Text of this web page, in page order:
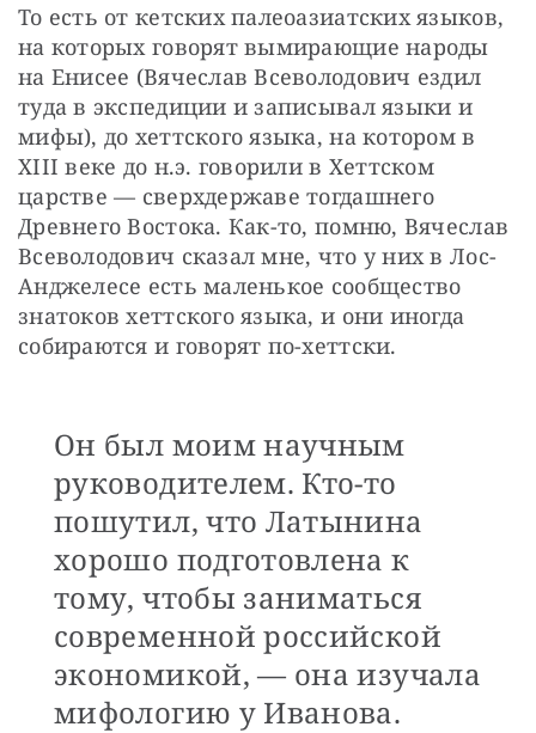
То есть от кетских палеоазиатских языков,
на которых говорят вымирающие народы
на Енисее (Вячеслав Всеволодович ездил
туда в экспедиции и записывал языки и
мифы), до хеттского языка, на котором в
XIII веке до н.э. говорили в Хеттском
царстве — сверхдержаве тогдашнего
Древнего Востока. Как-то, помню, Вячеслав
Всеволодович сказал мне, что у них в Лос-
Анджелесе есть маленькое сообщество
знатоков хеттского языка, и они иногда
собираются и говорят по-хеттски.
Он был моим научным
руководителем. Кто-то
пошутил, что Латынина
хорошо подготовлена к
тому, чтобы заниматься
современной российской
экономикой, — она изучала
мифологию у Иванова.